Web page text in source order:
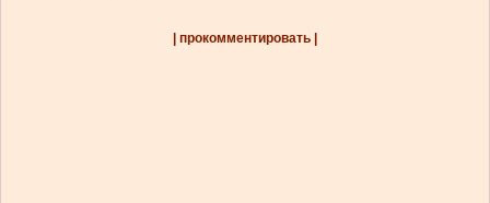
| прокомментировать |